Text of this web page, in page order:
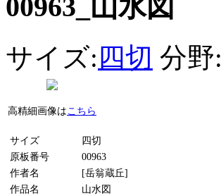
00963_山水図
サイズ: 四切 分野:
高精細画像はこちら
サイズ
四切
原板番号
00963
作者名
[岳翁蔵丘]
作品名
山水図